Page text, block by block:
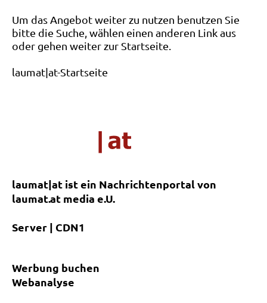
Um das Angebot weiter zu nutzen benutzen Sie
bitte die Suche, wählen einen anderen Link aus
oder gehen weiter zur Startseite.
laumat|at-Startseite
laumat|at ist ein Nachrichtenportal von
laumat.at media e.U.
Server | CDN1
Werbung buchen
Webanalyse